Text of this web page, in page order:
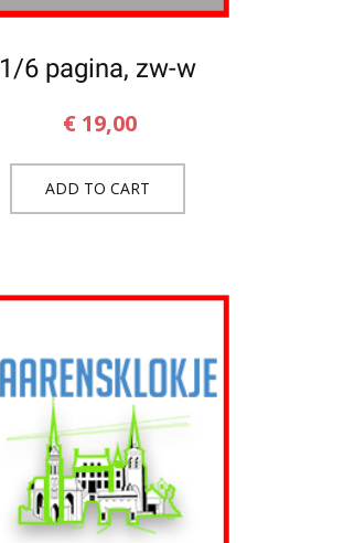
1/6 pagina, zw-w
€19,00
ADD TO CART